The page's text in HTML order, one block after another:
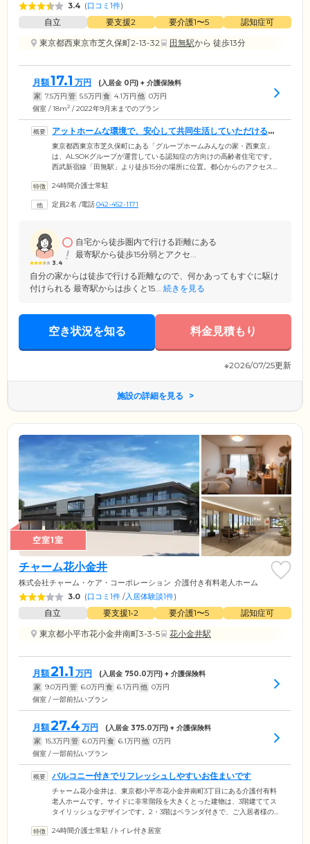
3.4 (口コミ1件)
自立 要支援2 要介護1〜5
認知症可
東京都西東京市芝久保町2-13-32
田無駅から 徒歩13分
月額17.1 万円 (入居金 0円) + 介護保険料
家 7.5万円 管 5.5万円 食 4.1万円 他 0万円
個室 / 18m2 / 2022年9月末までのプラン
アットホームな環境で、安心して共同生活していただける場
です
東京都西東京市芝久保町にある「グループホームみんなの家・西東京」
は、ALSOKグループが運営している認知症の方向けの高齢者住宅です。
西武新宿線「田無駅」より徒歩15分の場所に位置。都心からのアクセス
方々が心穏やかに落ち着いて生活できるよう、スタッフは24時間365日常
一人おひとりに寄り添った、きめ細やかなサポートをご提供。まるで本
24時間介護士常駐
定員2名 /電話042-452-1171
3.4
自宅から徒歩圏内で行ける距離にある
最寄駅から徒歩15分弱とアクセ...
自分の家からは徒歩で行ける距離なので、何かあってもすぐに駆け
付けられる 最寄駅からは歩くと15... 続きを見る
空き状況を知る 料金見積もり
※2026/07/25更新
施設の詳細を見る
空室1室
チャーム花小金井
株式会社チャーム・ケア・コーポレーション 介護付き有料老人ホーム
3.0 (口コミ1件 /入居体験談1件)
自立 要支援1•2 要介護1〜5
認知症可
東京都小平市花小金井南町3-3-5
花小金井駅
月額21.1 万円 (入居金 750.0万円) + 介護保険料
家 9.0万円 管 6.0万円 食 6.1万円 他 0万円
個室 / 一部前払いプラン
月額27.4 万円 (入居金 375.0万円) + 介護保険料
家 15.3万円 管 6.0万円 食 6.1万円 他 0万円
個室 / 一部前払いプラン
バルコニー付きでリフレッシュしやすいお住まいです
チャーム花小金井は、東京都小平市花小金井南町3丁目にある介護付有料
老人ホームです。サイドに非常階段を大きくとった建物は、3階建ててス
タイリッシュなデザインです。2・3階はベランダ付きで、ご入居者様の
近に設けたカフェコーナーは、白木のインテリアが落ち着くスペースで
24時間介護士常駐 /トイレ付き居室